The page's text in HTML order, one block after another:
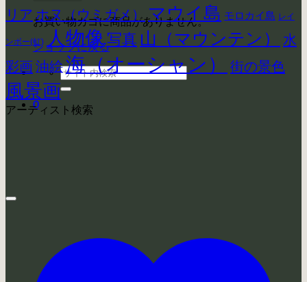
お買い物カゴに商品がありません。
ショップに戻る
検
索
対
象:
0
リア ホヌ（ウミガメ） マウイ島 モロカイ島 レイ
ンボー(虹) 人物像写真 山（マウンテン）
水
彩画油絵海（オーシャン） 街の景色
風景画
アーティスト検索